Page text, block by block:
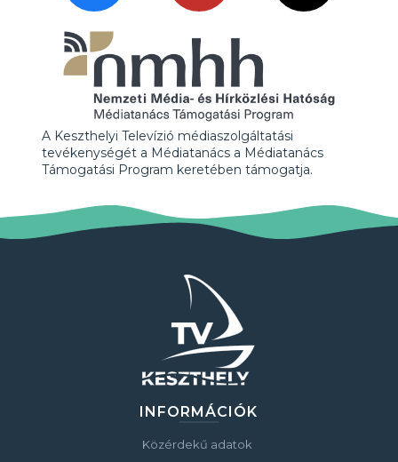
A Keszthelyi Televízió médiaszolgáltatási
tevékenységét a Médiatanács a Médiatanács
Támogatási Program keretében támogatja.
INFORMÁCIÓK
Közérdekű adatok